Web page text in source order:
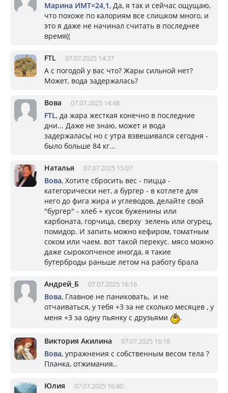
Марина ИМТ=24,1, Да, я так и сейчас ощущаю,
что похоже по калориям все слишком много, и
это я даже не начинал считать в последнее
время((
FTL 07.07.2025 14:37
А с погодой у вас что? Жары сильной нет?
Может, вода задержалась?
Вова 07.07.2025 14:48
FTL, да жара жесткая конечно в последние
дни... Даже не знаю, может и вода
задержалась( но с утра взвешивался сегодня -
было больше 84 кг...
Наталья 07.07.2025 15:07
Вова, Хотите сбросить вес - пицца -
категорически нет, а бургер - в котлете для
него до фига жира и углеводов, делайте свой
"бургер" - хлеб + кусок буженины или
карбоната, горчица, сверху зелень или огурец,
помидор. И запить можно кефиром, томатным
соком или чаем. вот такой перекус. мясо можно
даже сырокопченое иногда, я такие
бутерброды раньше летом на работу брала
Андрей_Б 07.07.2025 16:16
Вова, Главное не паниковать, и не
отчаиваться, у тебя +3 за не сколько месяцев , у
меня +3 за одну пьянку с друзьями
.
Виктория Акилина 07.07.2025 16:18
Вова, упражнения с собственным весом тела ?
Планка, отжимания..
Юлия 07.07.2025 16:40